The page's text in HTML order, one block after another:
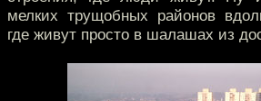
мелких трущобных районов
где живут просто в шалашах из